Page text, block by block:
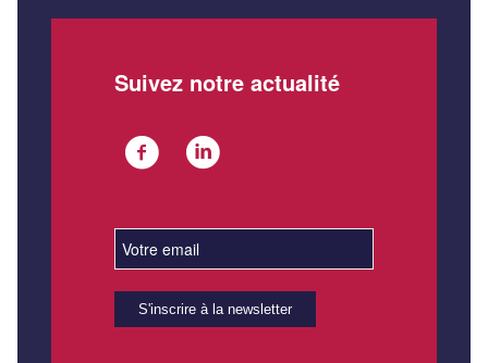
Suivez notre actualité